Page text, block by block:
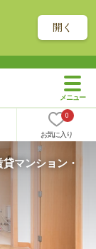
開く
0
お気に入り
貸マンション・